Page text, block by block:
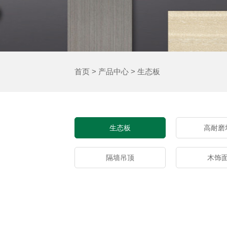
首页> 产品中心> 生态板
生态板 高耐磨
隔墙吊顶 木饰